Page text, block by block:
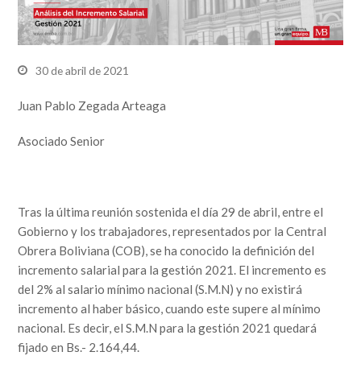
30 de abril de 2021
Juan Pablo Zegada Arteaga
Asociado Senior
Tras la última reunión sostenida el día 29 de abril, entre el
Gobierno y los trabajadores, representados por la Central
Obrera Boliviana (COB), se ha conocido la definición del
incremento salarial para la gestión 2021. El incremento es
del 2% al salario mínimo nacional (S.M.N) y no existirá
incremento al haber básico, cuando este supere al mínimo
nacional. Es decir, el S.M.N para la gestión 2021 quedará
fijado en Bs.- 2.164,44.